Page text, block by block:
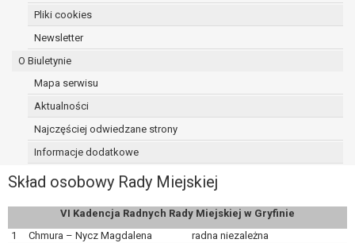
Pliki cookies
Newsletter
O Biuletynie
Mapa serwisu
Aktualności
Najczęściej odwiedzane strony
Informacje dodatkowe
Skład osobowy Rady Miejskiej
VI Kadencja Radnych Rady Miejskiej w Gryfinie
1
Chmura – Nycz Magdalena
radna niezależna
danych - do czasu ustalenia czy
prawnie uzasadnione podstawy po
podstawie art. 20 RODO, w przypadku gdy
przetwarzanie danych odbywa się na
której dane dotyczą lub na podstawie
zgody wyrażonej przez tą osobę,
zautomatyzowany;
prawo sprzeciwu wobec przetwarzania